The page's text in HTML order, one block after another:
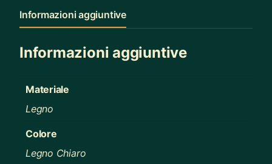
Informazioni aggiuntive
Informazioni aggiuntive
Materiale
Legno
Colore
Legno Chiaro